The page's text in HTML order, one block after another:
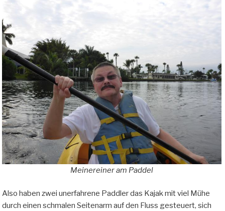
Meinereiner am Paddel
Also haben zwei unerfahrene Paddler das Kajak mit viel Mühe
durch einen schmalen Seitenarm auf den Fluss gesteuert, sich